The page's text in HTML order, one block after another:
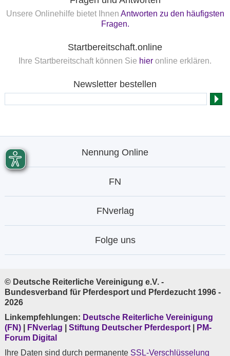
Unsere Onlinehilfe bietet Ihnen Antworten zu den häufigsten
Fragen.
Startbereitschaft.online
Ihre Startbereitschaft können Sie hier online erklären.
Newsletter bestellen
Nennung Online
FN
FNverlag
Folge uns
© Deutsche Reiterliche Vereinigung e.V. -
Bundesverband für Pferdesport und Pferdezucht 1996 -
2026
Linkempfehlungen: Deutsche Reiterliche Vereinigung
(FN)
FNverlag Stiftung Deutscher Pferdesport
PM-
Forum Digital
Ihre Daten sind durch permanente SSL-Verschlüsselung